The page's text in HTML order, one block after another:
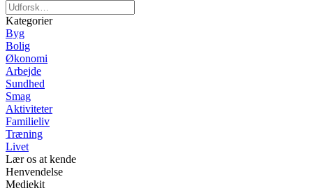
Kategorier
Byg
Bolig
Økonomi
Arbejde
Sundhed
Smag
Aktiviteter
Familieliv
Træning
Livet
Lær os at kende
Henvendelse
Mediekit